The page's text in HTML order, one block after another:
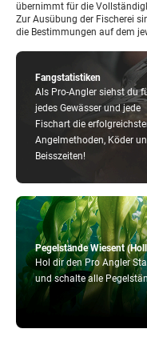
Pegelstände Wiesent
Hol dir den Pro Angler
und schalte alle
Fangstatistiken
Als Pro-Angler siehst du
jedes Gewässer und jede
Fischart die
Angelmethoden, Köder
Beisszeiten!
übernimmt für die
Zur Ausübung der Fischerei
die Bestimmungen auf dem